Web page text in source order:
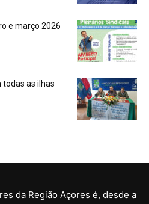
e março 2026
todas as ilhas
da Região Açores é, desde a